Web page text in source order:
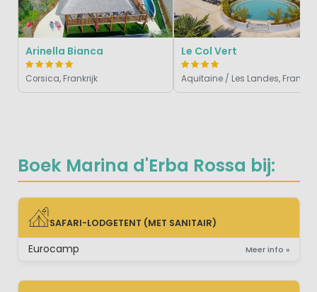
Boek Marina d'Erba Rossa bij:
SAFARI-LODGETENT (MET SANITAIR)
SAFARI-LODGETENT (MET SANITAIR)
Eurocamp Meer info »
Arinella Bianca
Corsica, Frankrijk
Le Col Vert
Aquitaine / Les Landes, Frankrijk